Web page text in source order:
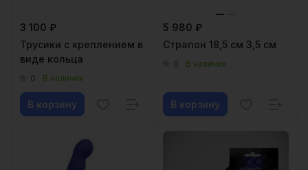
3 100 ₽
Трусики с креплением в
виде кольца
0 В наличии
В корзину
5 980 ₽
Страпон 18,5 см 3,5 см
0 В наличии
В корзину